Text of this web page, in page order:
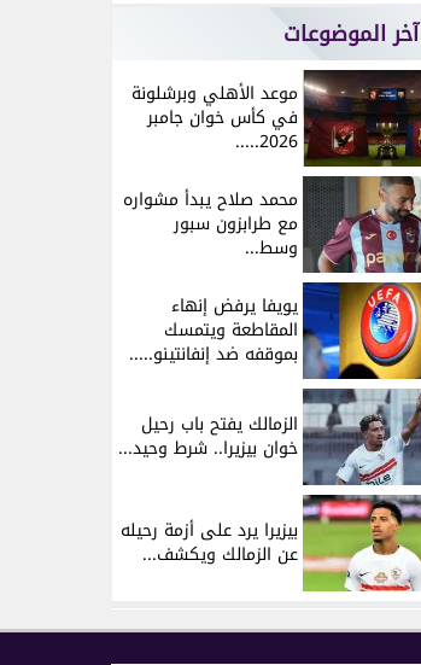
آخر الموضوعات
موعد الأهلي وبرشلونة
في كأس خوان جامبر
2026.....
محمد صلاح يبدأ مشواره
مع طرابزون سبور
وسط...
يويفا يرفض إنهاء
المقاطعة ويتمسك
بموقفه ضد إنفانتينو.....
الزمالك يفتح باب رحيل
خوان بيزيرا.. شرط وحيد...
بيزيرا يرد على أزمة رحيله
عن الزمالك ويكشف...